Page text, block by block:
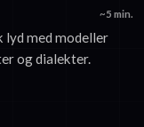
~5 min.
lyd med modeller
og dialekter.